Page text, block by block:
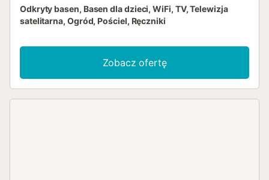
Odkryty basen, Basen dla dzieci, WiFi, TV, Telewizja
satelitarna, Ogród, Pościel, Ręczniki
Zobacz ofertę